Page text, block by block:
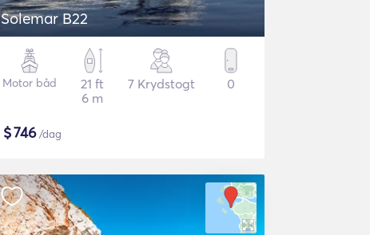
Solemar B22
Motor båd
21 ft
6 m
7 Krydstogt 0
$746/dag